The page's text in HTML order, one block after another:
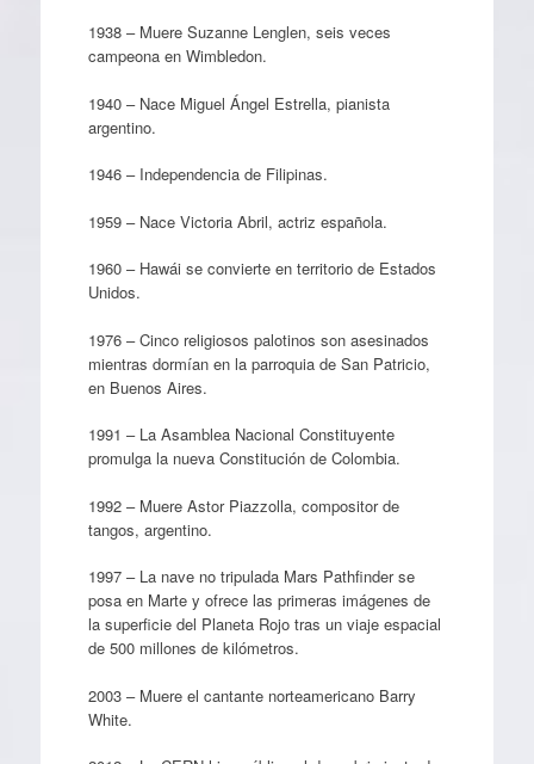
1938 – Muere Suzanne Lenglen, seis veces
campeona en Wimbledon.
1940 – Nace Miguel Ángel Estrella, pianista
argentino.
1946 – Independencia de Filipinas.
1959 – Nace Victoria Abril, actriz española.
1960 – Hawái se convierte en territorio de Estados
Unidos.
1976 – Cinco religiosos palotinos son asesinados
mientras dormían en la parroquia de San Patricio,
en Buenos Aires.
1991 – La Asamblea Nacional Constituyente
promulga la nueva Constitución de Colombia.
1992 – Muere Astor Piazzolla, compositor de
tangos, argentino.
1997 – La nave no tripulada Mars Pathfinder se
posa en Marte y ofrece las primeras imágenes de
la superficie del Planeta Rojo tras un viaje espacial
de 500 millones de kilómetros.
2003 – Muere el cantante norteamericano Barry
White.